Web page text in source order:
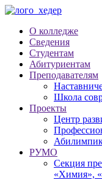
О колледже
Сведения
Студентам
Абитуриентам
Преподавателям
Школа
Проекты
Центр
РУМО
Секция
«Химия»,